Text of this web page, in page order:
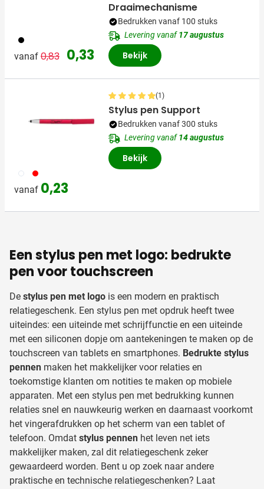
001
vanaf Normale prijs
0,83 Speciale prijs
0,33
Draaimechanisme
Bedrukken vanaf 100 stuks
Levering vanaf17 augustus
Bekijk
002 008
vanaf 0,23
(1)
Stylus pen Support
Bedrukken vanaf 300 stuks
Levering vanaf14 augustus
Bekijk
Een stylus pen met logo: bedrukte
pen voor touchscreen
De stylus pen met logo is een modern en praktisch
relatiegeschenk. Een stylus pen met opdruk heeft twee
uiteindes: een uiteinde met schrijffunctie en een uiteinde
met een siliconen dopje om aantekeningen te maken op de
touchscreen van tablets en smartphones. Bedrukte stylus
pennen maken het makkelijker voor relaties en
toekomstige klanten om notities te maken op mobiele
apparaten. Met een stylus pen met bedrukking kunnen
relaties snel en nauwkeurig werken en daarnaast voorkomt
het vingerafdrukken op het scherm van een tablet of
telefoon. Omdat stylus pennen het leven net iets
makkelijker maken, zal dit relatiegeschenk zeker
gewaardeerd worden. Bent u op zoek naar andere
praktische en technische relatiegeschenken? Laat